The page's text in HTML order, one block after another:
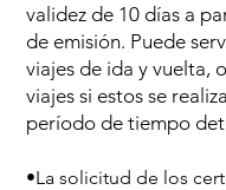
validez de 10 días a
de emisión. Puede
viajes de ida y vuelta,
viajes si estos se
período de tiempo
•La solicitud de los